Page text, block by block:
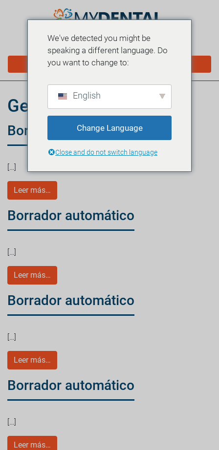
MENÚ
PROGRAMAR EN LÍNEA
Georgetown
Borrador automático
[…]
Leer más…
Borrador automático
[…]
Leer más…
Borrador automático
[…]
Leer más…
Borrador automático
[…]
Leer más…
We've detected you might be
speaking a different language. Do
you want to change to:
English
Change Language
Close and do not switch language